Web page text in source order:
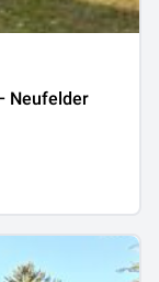
Neufelder